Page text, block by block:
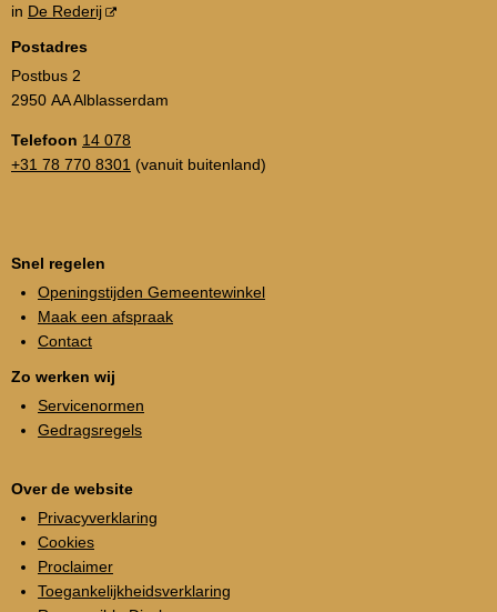
in De Rederij
Postadres
Postbus 2
2950 AA Alblasserdam
Telefoon 14 078
+31 78 770 8301 (vanuit buitenland)
Snel regelen
Openingstijden Gemeentewinkel
Maak een afspraak
Contact
Zo werken wij
Servicenormen
Gedragsregels
Over de website
Privacyverklaring
Cookies
Proclaimer
Toegankelijkheidsverklaring